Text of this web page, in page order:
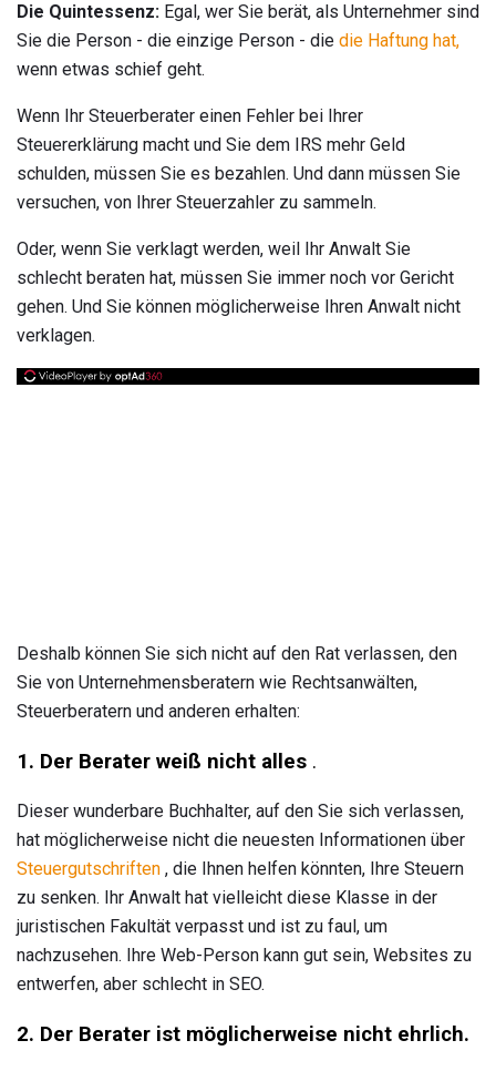
Die Quintessenz: Egal, wer Sie berät, als Unternehmer sind
Sie die Person - die einzige Person - die die Haftung hat,
wenn etwas schief geht.
Wenn Ihr Steuerberater einen Fehler bei Ihrer
Steuererklärung macht und Sie dem IRS mehr Geld
schulden, müssen Sie es bezahlen. Und dann müssen Sie
versuchen, von Ihrer Steuerzahler zu sammeln.
Oder, wenn Sie verklagt werden, weil Ihr Anwalt Sie
schlecht beraten hat, müssen Sie immer noch vor Gericht
gehen. Und Sie können möglicherweise Ihren Anwalt nicht
verklagen.
Deshalb können Sie sich nicht auf den Rat verlassen, den
Sie von Unternehmensberatern wie Rechtsanwälten,
Steuerberatern und anderen erhalten:
1. Der Berater weiß nicht alles .
Dieser wunderbare Buchhalter, auf den Sie sich verlassen,
hat möglicherweise nicht die neuesten Informationen über
Steuergutschriften , die Ihnen helfen könnten, Ihre Steuern
zu senken. Ihr Anwalt hat vielleicht diese Klasse in der
juristischen Fakultät verpasst und ist zu faul, um
nachzusehen. Ihre Web-Person kann gut sein, Websites zu
entwerfen, aber schlecht in SEO.
2. Der Berater ist möglicherweise nicht ehrlich.